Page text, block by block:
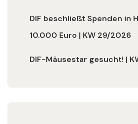
DIF beschließt Spenden in
10.000 Euro | KW 29/2026
DIF-Mäusestar gesucht! |